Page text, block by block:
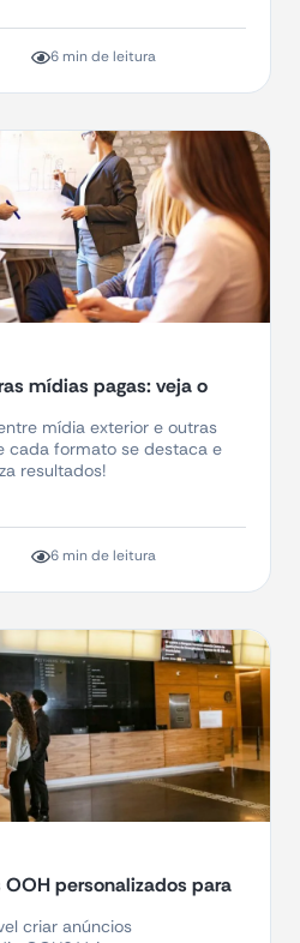
6 min de leitura
mídias pagas: veja o
mídia exterior e outras
cada formato se destaca e
resultados!
6 min de leitura
personalizados para
criar anúncios